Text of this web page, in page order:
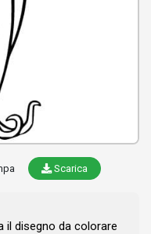
Scarica
il disegno da colorare